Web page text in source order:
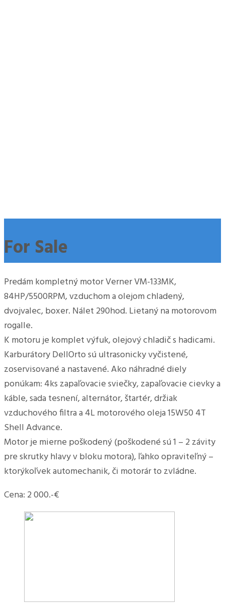
For Sale
Predám kompletný motor Verner VM-133MK,
84HP/5500RPM, vzduchom a olejom chladený,
dvojvalec, boxer. Nálet 290hod. Lietaný na motorovom
rogalle.
K motoru je komplet výfuk, olejový chladič s hadicami.
Karburátory DellOrto sú ultrasonicky vyčistené,
zoservisované a nastavené. Ako náhradné diely
ponúkam: 4ks zapaľovacie sviečky, zapaľovacie cievky a
káble, sada tesnení, alternátor, štartér, držiak
vzduchového filtra a 4L motorového oleja 15W50 4T
Shell Advance.
Motor je mierne poškodený (poškodené sú 1 – 2 závity
pre skrutky hlavy v bloku motora), ľahko opraviteľný –
ktorýkoľvek automechanik, či motorár to zvládne.
Cena: 2 000.-€